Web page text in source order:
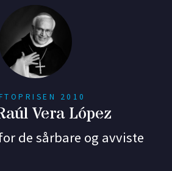
2010
Vera López
de sårbare og avviste